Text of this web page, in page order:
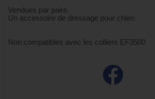
Vendues par paire.
Un accessoire de dressage pour chien
Non compatibles avec les colliers EF3500